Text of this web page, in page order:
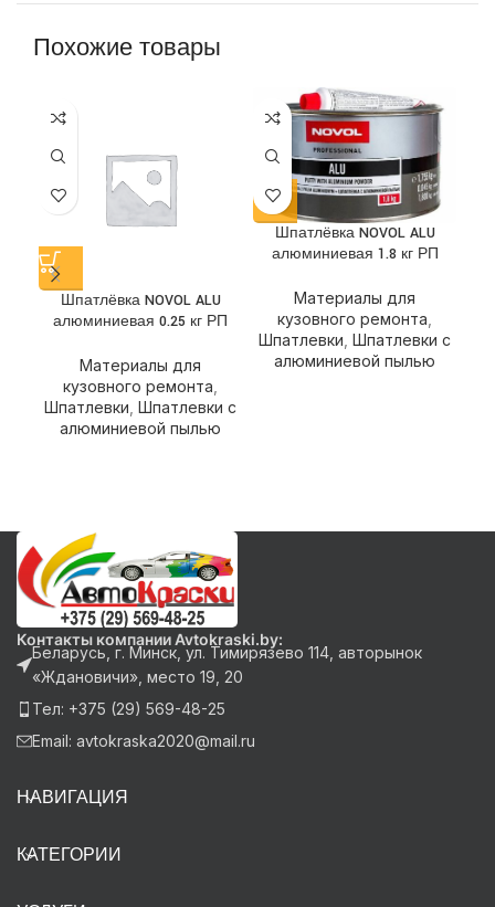
Похожие товары
Шпатлёвка NOVOL ALU
алюминиевая 0.25 кг РП
Материалы для
кузовного ремонта
Шпатлевки Шпатлевки с
алюминиевой пылью
Шпатлёвка NOVOL ALU
алюминиевая 1.8 кг РП
Материалы для
кузовного ремонта
Шпатлевки Шпатлевки с
алюминиевой пылью
Контакты компании Avtokraski.by:
Беларусь, г. Минск, ул. Тимирязево 114, авторынок
«Ждановичи», место 19, 20
Тел: +375 (29) 569-48-25
Email: avtokraska2020@mail.ru
НАВИГАЦИЯ
КАТЕГОРИИ